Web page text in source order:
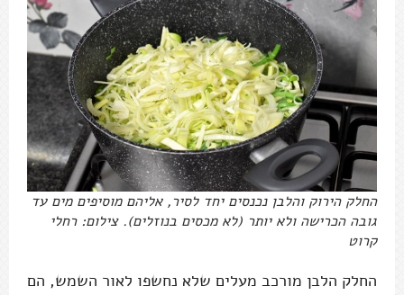
החלק הירוק והלבן נכנסים יחד לסיר, אליהם מוסיפים מים עד
גובה הכרישה ולא יותר (לא מכסים בנוזלים). צילום: רחלי
קרוט
החלק הלבן מורכב מעלים שלא נחשפו לאור השמש, הם